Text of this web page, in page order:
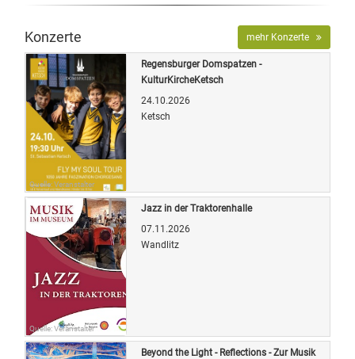
Konzerte mehr Konzerte
Quelle: Veranstalter
Regensburger Domspatzen -
KulturKircheKetsch
24.10.2026
Ketsch
Quelle: Veranstalter
Jazz in der Traktorenhalle
07.11.2026
Wandlitz
Beyond the Light - Reflections - Zur Musik